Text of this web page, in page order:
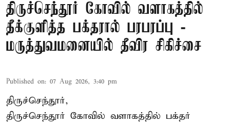
திருச்செந்தூர் கோவில் வளாகத்தில்
தீக்குளித்த பக்தரால் பரபரப்பு -
மருத்துவமனையில் தீவிர சிகிச்சை
Published on: 07 Aug 2026, 3:40 pm
திருச்செந்தூர்,
திருச்செந்தூர் கோவில் வளாகத்தில் பக்தர்